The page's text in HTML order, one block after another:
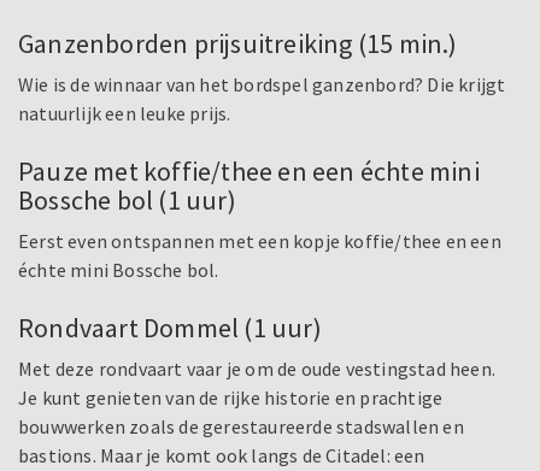
Ganzenborden prijsuitreiking (15 min.)
Wie is de winnaar van het bordspel ganzenbord? Die krijgt
natuurlijk een leuke prijs.
Pauze met koffie/thee en een échte mini
Bossche bol (1 uur)
Eerst even ontspannen met een kopje koffie/thee en een
échte mini Bossche bol.
Rondvaart Dommel (1 uur)
Met deze rondvaart vaar je om de oude vestingstad heen.
Je kunt genieten van de rijke historie en prachtige
bouwwerken zoals de gerestaureerde stadswallen en
bastions. Maar je komt ook langs de Citadel: een